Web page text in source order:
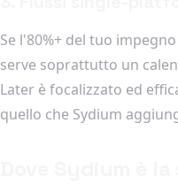
Se l'80%+ del tuo
serve soprattutto un
Later è focalizzato ed
quello che Sydium